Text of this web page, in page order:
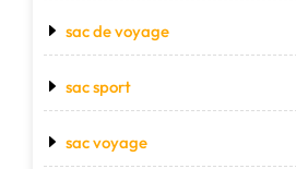
sac de voyage
sac sport
sac voyage